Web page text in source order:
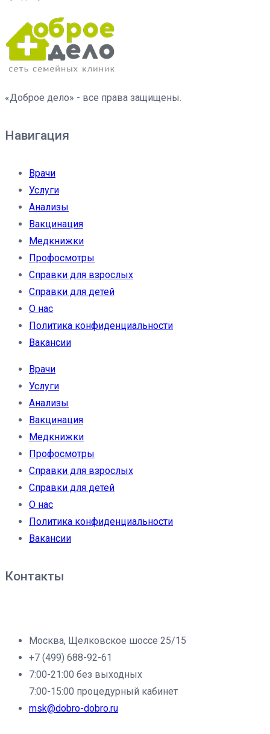
«Доброе дело» - все права защищены.
Навигация
Врачи
Услуги
Анализы
Вакцинация
Медкнижки
Профосмотры
Справки для взрослых
Справки для детей
О нас
Политика конфиденциальности
Вакансии
Врачи
Услуги
Анализы
Вакцинация
Медкнижки
Профосмотры
Справки для взрослых
Справки для детей
О нас
Политика конфиденциальности
Вакансии
Контакты
Москва, Щелковское шоссе 25/15
+7 (499) 688-92-61
7:00-21:00 без выходных
7:00-15:00 процедурный кабинет
msk@dobro-dobro.ru